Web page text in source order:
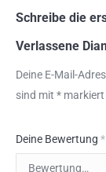
Schreibe die
Verlassene
Deine E-Mail-
sind mit * markiert
Deine Bewertung *